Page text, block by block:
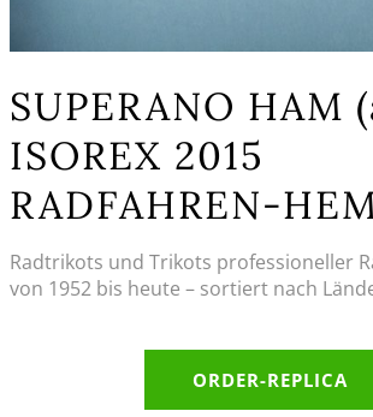
SUPERANO HAM
ISOREX 2015
RADFAHREN-
Radtrikots und Trikots professioneller
von 1952 bis heute – sortiert nach
ORDER-REPLICA